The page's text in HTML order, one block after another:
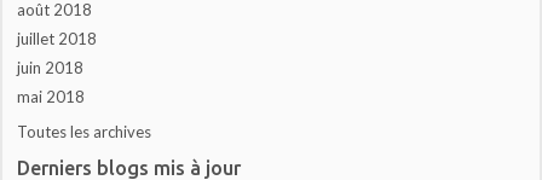
août 2018
juillet 2018
juin 2018
mai 2018
Toutes les archives
Derniers blogs mis à jour